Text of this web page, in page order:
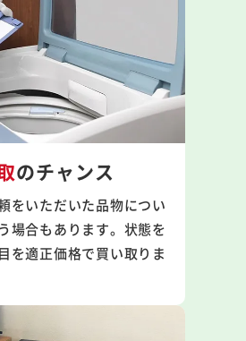
のチャンス
をいただいた品物につい
場合もあります。状態を
を適正価格で買い取りま